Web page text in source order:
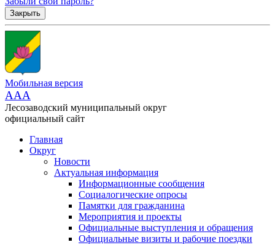
Закрыть
Мобильная версия
AAA
Лесозаводский муниципальный округ
официальный сайт
Главная
Округ
Новости
Актуальная информация
Информационные сообщения
Социалогические опросы
Памятки для гражданина
Мероприятия и проекты
Официальные выступления и обращения
Официальные визиты и рабочие поездки